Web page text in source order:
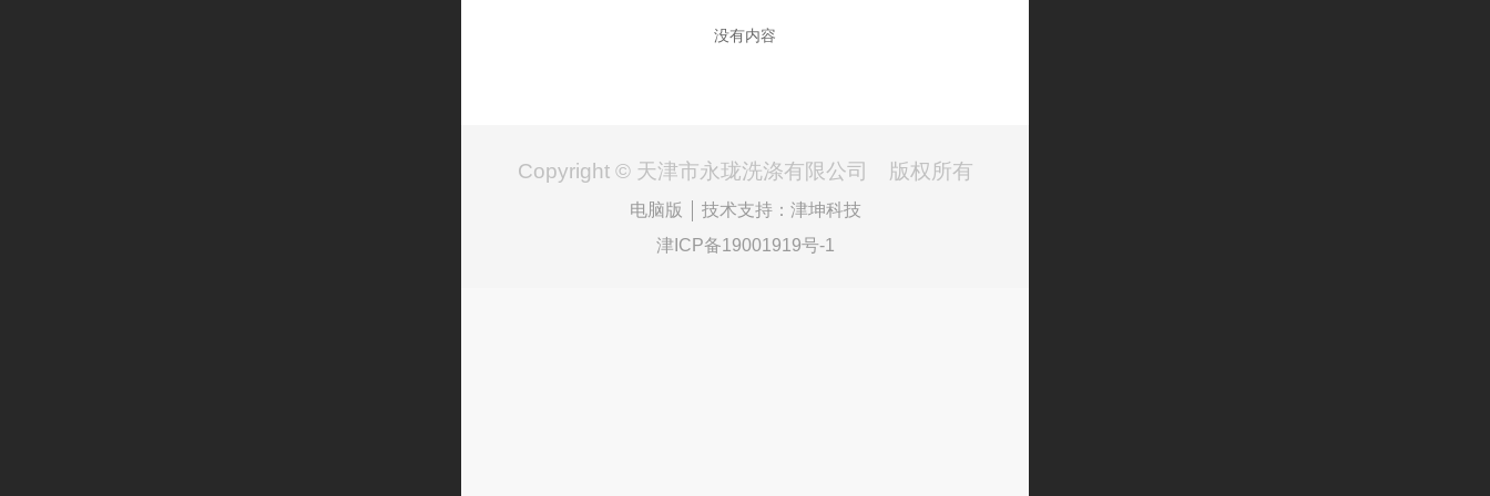
没有内容
Copyright © 天津市永珑洗涤有限公司 版权所有
电脑版 技术支持： 津坤科技
津ICP备19001919号-1